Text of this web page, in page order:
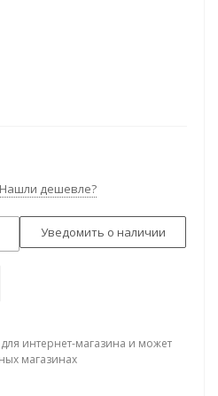
Нашли дешевле?
Уведомить о наличии
интернет-магазина и может
магазинах